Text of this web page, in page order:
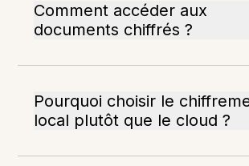
Comment accéder aux
documents chiffrés ?
Pourquoi choisir le
local plutôt que le cloud ?